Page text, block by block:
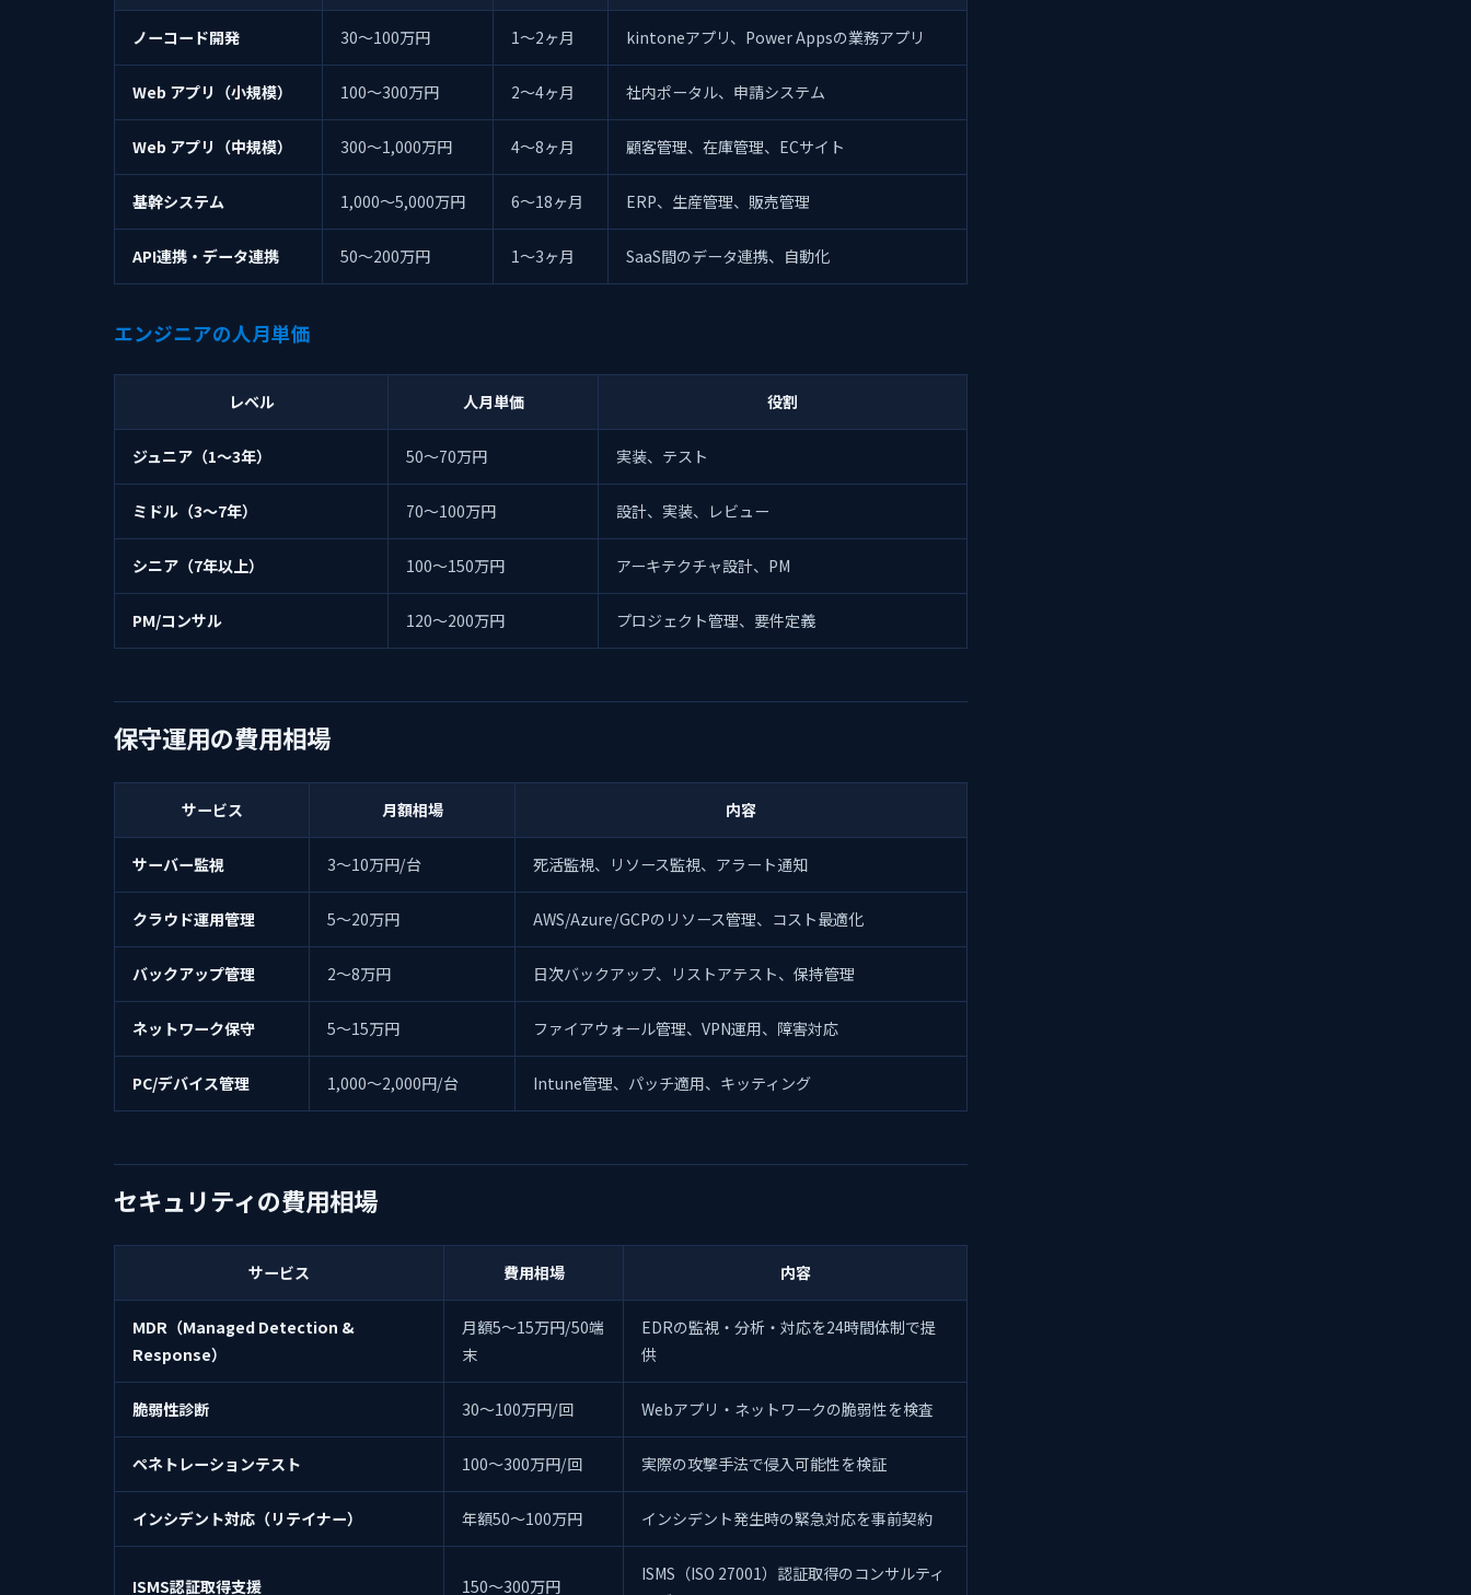
ノーコード開発 30〜100万円 1〜2ヶ月 kintoneアプリ、Power Appsの業務アプリ
Web アプリ（小規模） 100〜300万円 2〜4ヶ月 社内ポータル、申請システム
Web アプリ（中規模） 300〜1,000万円 4〜8ヶ月 顧客管理、在庫管理、ECサイト
基幹システム 1,000〜5,000万円 6〜18ヶ月 ERP、生産管理、販売管理
API連携・データ連携 50〜200万円 1〜3ヶ月 SaaS間のデータ連携、自動化
エンジニアの人月単価
レベル 人月単価 役割
ジュニア（1〜3年） 50〜70万円 実装、テスト
ミドル（3〜7年） 70〜100万円 設計、実装、レビュー
シニア（7年以上） 100〜150万円 アーキテクチャ設計、PM
PM/コンサル 120〜200万円 プロジェクト管理、要件定義
保守運用の費用相場
サービス 月額相場 内容
サーバー監視 3〜10万円/台 死活監視、リソース監視、アラート通知
クラウド運用管理 5〜20万円 AWS/Azure/GCPのリソース管理、コスト最適化
バックアップ管理 2〜8万円 日次バックアップ、リストアテスト、保持管理
ネットワーク保守 5〜15万円 ファイアウォール管理、VPN運用、障害対応
PC/デバイス管理 1,000〜2,000円/台 Intune管理、パッチ適用、キッティング
セキュリティの費用相場
サービス 費用相場 内容
MDR（Managed Detection &
Response）
月額5〜15万円/50端
末
EDRの監視・分析・対応を24時間体制で提
供
脆弱性診断 30〜100万円/回 Webアプリ・ネットワークの脆弱性を検査
ペネトレーションテスト 100〜300万円/回 実際の攻撃手法で侵入可能性を検証
インシデント対応（リテイナー） 年額50〜100万円 インシデント発生時の緊急対応を事前契約
ISMS認証取得支援 150〜300万円
ISMS（ISO 27001）認証取得のコンサルティ